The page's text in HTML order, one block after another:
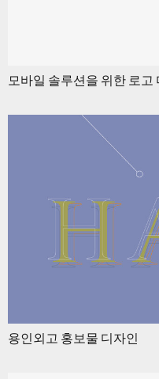
모바일 솔루션을 위한 로고
용인외고 홍보물 디자인